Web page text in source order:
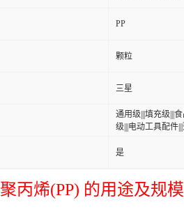
PP
颗粒
三星
通用级|||填充级|||
级|||电动工具配件|||
是
聚丙烯(PP) 的用途及规模